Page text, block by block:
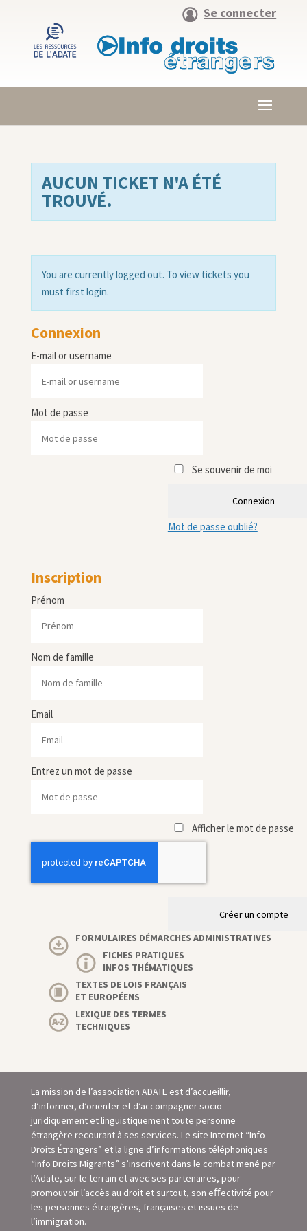
Se connecter
AUCUN TICKET N'A ÉTÉ
TROUVÉ.
You are currently logged out. To view tickets you
must first login.
Connexion
E-mail or username
Mot de passe
Se souvenir de moi
Connexion
Mot de passe oublié?
Inscription
Prénom
Nom de famille
Email
Entrez un mot de passe
Afficher le mot de passe
Créer un compte
FORMULAIRES DÉMARCHES ADMINISTRATIVES
FICHES PRATIQUES
INFOS THÉMATIQUES
TEXTES DE LOIS FRANÇAIS
ET EUROPÉENS
LEXIQUE DES TERMES
TECHNIQUES
La mission de l’association ADATE est d’accueillir,
d’informer, d’orienter et d’accompagner socio-
juridiquement et linguistiquement toute personne
étrangère recourant à ses services. Le site Internet “Info
Droits Étrangers” et la ligne d’informations téléphoniques
“info Droits Migrants” s’inscrivent dans le combat mené par
l’Adate, sur le terrain et avec ses partenaires, pour
promouvoir l’accès au droit et surtout, son eﬀectivité pour
les personnes étrangères, françaises et issues de
l’immigration.